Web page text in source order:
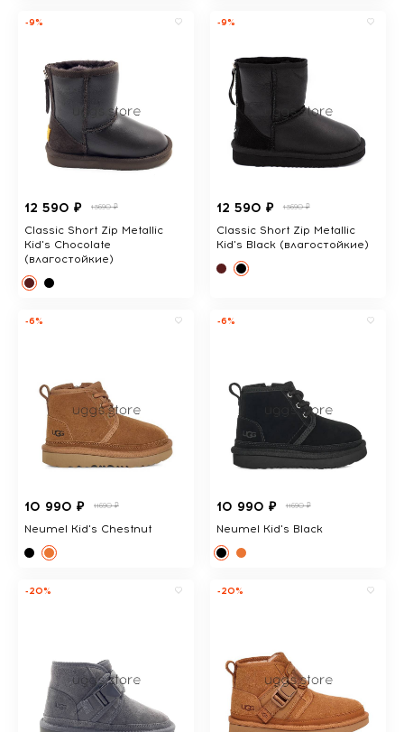
-9%
12 590 ₽ 13690 ₽
Classic Short Zip Metallic
Kid's Chocolate
(влагостойкие)
-9%
12 590 ₽ 13690 ₽
Classic Short Zip Metallic
Kid's Black (влагостойкие)
-6%
10 990 ₽ 11690 ₽
Neumel Kid's Chestnut
-6%
10 990 ₽ 11690 ₽
Neumel Kid's Black
-20% -20%